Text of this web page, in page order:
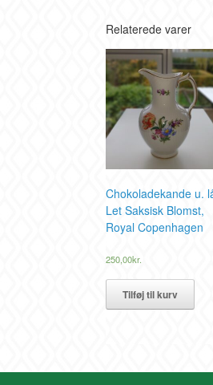
Relaterede varer
Chokoladekande u.
Let Saksisk Blomst,
Royal Copenhagen
250,00kr.
Tilføj til kurv